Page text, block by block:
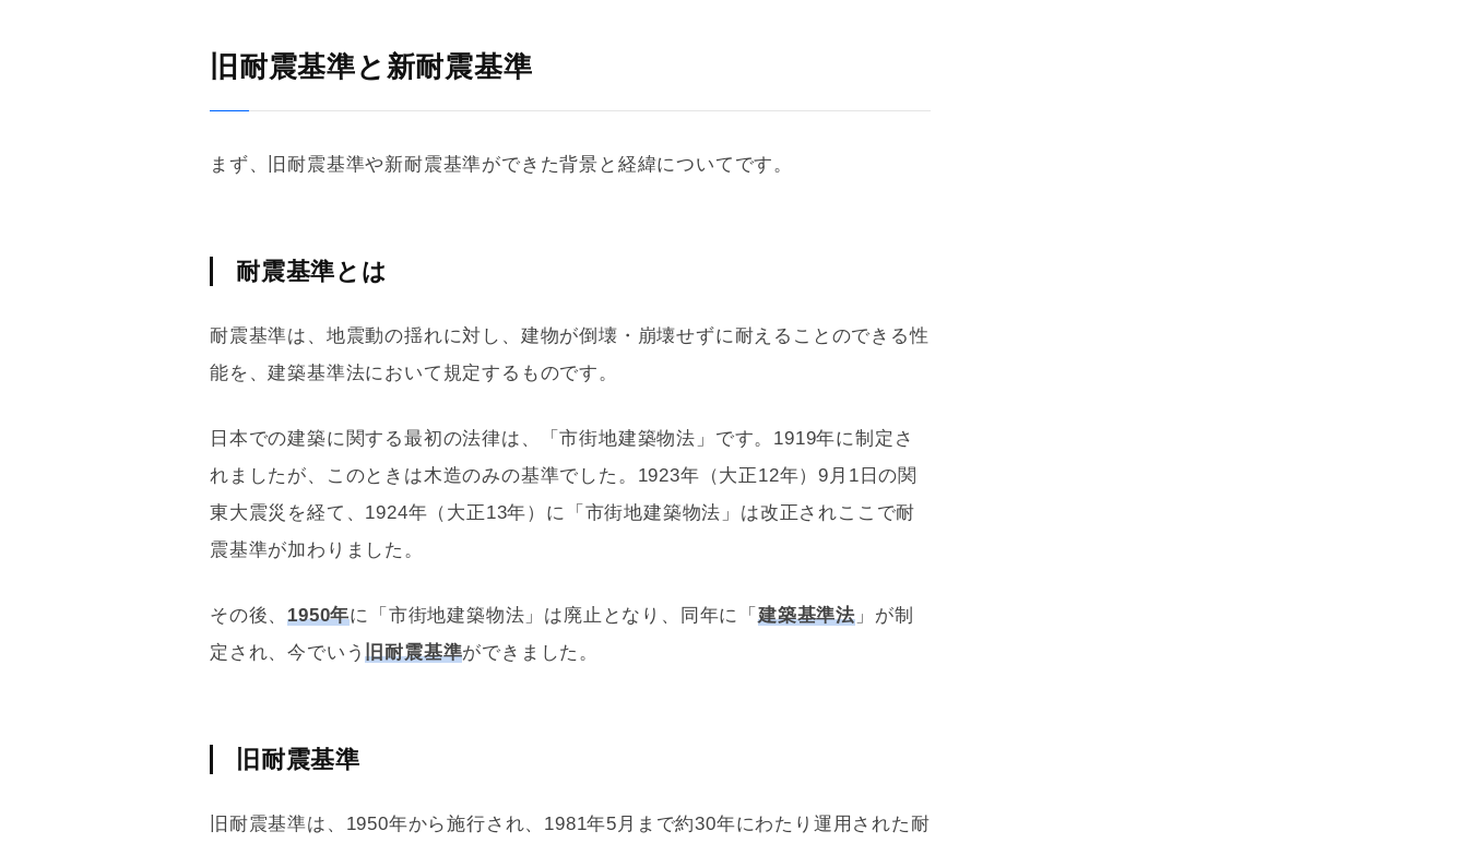
旧耐震基準と新耐震基準
まず、 旧耐震基準や新耐震基準ができた背景と経緯についてです。
耐震基準とは
耐震基準は、地震動の揺れに対し、建物が倒壊・崩壊せずに耐えることのできる性
能を、建築基準法において規定するものです。
日本での建築に関する最初の法律は、「市街地建築物法」です。1919年に制定さ
れましたが、このときは木造のみの基準でした。1923年（大正12年）9月1日の関
東大震災を経て、1924年（大正13年）に「市街地建築物法」は改正されここで耐
震基準が加わりました。
その後、1950年に「市街地建築物法」は廃止となり、同年に「建築基準法 」が制
定され、今でいう旧耐震基準ができました。
旧耐震基準
旧耐震基準は、1950年から施行され、1981年5月まで約30年にわたり運用された 耐